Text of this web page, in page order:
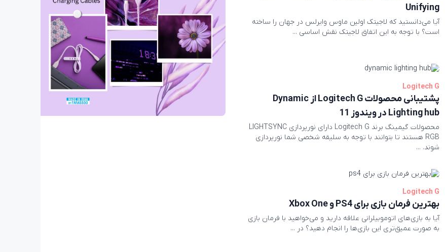
Unifying
آیا می‌دانستید که لاجیتک اولین ماوس وایرلس در جهان را ساخته
است؟ با توجه به این اتفاق لاجیتک نقش اساسی ...
Logitech G
پشتیبانی محصولات Logitech G از Dynamic
Lighting hub در ویندوز 11
محصولات گیمینگ برند Logitech G دارای نورپردازی LIGHTSYNC
RGB هستند تا بتوانند با توجه به سلیقه شخصی شما نورپردازی
شوند. ...
Logitech G
بهترین فرمان بازی برای PS4 و Xbox One
آیا به بازی‌های اتوموبیلرانی علاقه دارید و می‌خواهید با فرمان بازی
به صورت عمیق‌تری این بازی‌ها را انجام دهید؟ در ...